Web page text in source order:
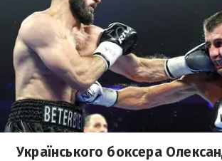
Українського боксера